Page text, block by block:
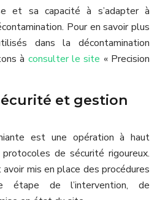
et sa capacité à s’adapter à
Pour en savoir plus
dans la décontamination
à consulter le site « Precision
et gestion
est une opération à haut
de sécurité rigoureux.
mis en place des procédures
étape de l’intervention, de